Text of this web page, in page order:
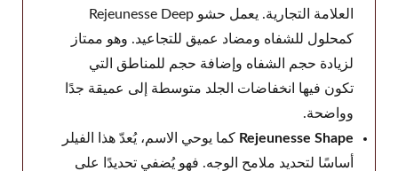
العلامة التجارية. يعمل حشو Rejeunesse Deep
كمحلول للشفاه ومضاد عميق للتجاعيد. وهو ممتاز
لزيادة حجم الشفاه وإضافة حجم للمناطق التي
تكون فيها انخفاضات الجلد متوسطة إلى عميقة جدًا
وواضحة.
Rejeunesse Shape كما يوحي الاسم، يُعدّ هذا الفيلر
أساسًا لتحديد ملامح الوجه. فهو يُضفي تحديدًا على
Marllor
MatexLab
Medians
Medytox
نيكزس فارما